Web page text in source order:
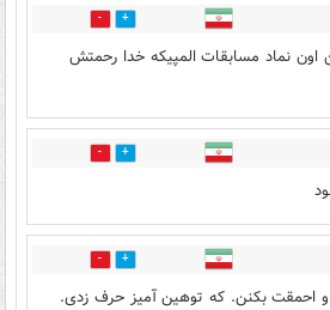
12
نماد مسابقات المپیکه خدا رحمتش
9
25
احمقت بکنن. که توهین آمیز حرف زدی.